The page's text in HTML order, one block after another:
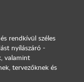
rendkívül széles
nyílászáró -
valamint
tervezőknek és